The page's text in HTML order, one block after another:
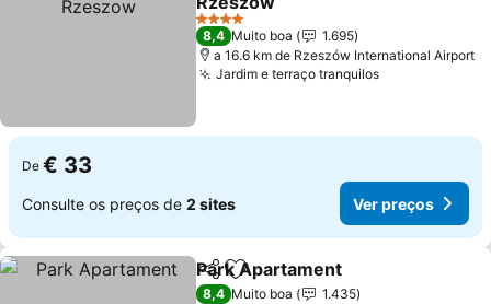
4 Estrelas
8,4 Muito boa
1.695
a 16.6 km de Rzeszów International Airport
Jardim e terraço tranquilos
De € 33
Consulte os preços de 2 sites Ver preços
PartilharAdicionar aos favoritos
Park Apartament
8,4 Muito boa
1.435